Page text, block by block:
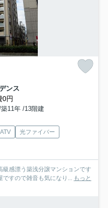
ンス
0円
11年 /13階建
光ファイバー
級感漂う築浅分譲マンションです
すので雑音も気になり... もっと